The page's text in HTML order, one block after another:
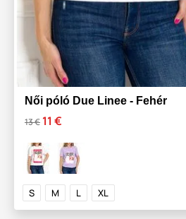
Női póló Due Linee - Fehér
13 € 11 €
S M L XL